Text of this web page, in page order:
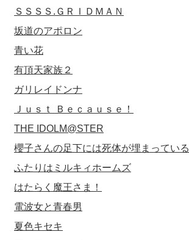
ＳＳＳＳ.ＧＲＩＤＭＡＮ
坂道のアポロン
青い花
有頂天家族２
ガリレイドンナ
Ｊｕｓｔ Ｂｅｃａｕｓｅ！
THE IDOLM@STER
櫻子さんの足下には死体が埋まっている
ふたりはミルキィホームズ
はたらく魔王さま！
電波女と青春男
夏色キセキ